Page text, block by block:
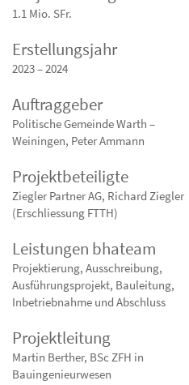
1.1 Mio. SFr.
Erstellungsjahr
2023 – 2024
Auftraggeber
Politische Gemeinde Warth –
Weiningen, Peter Ammann
Projektbeteiligte
Ziegler Partner AG, Richard Ziegler
(Erschliessung FTTH)
Leistungen bhateam
Projektierung, Ausschreibung,
Ausführungsprojekt, Bauleitung,
Inbetriebnahme und Abschluss
Projektleitung
Martin Berther, BSc ZFH in
Bauingenieurwesen